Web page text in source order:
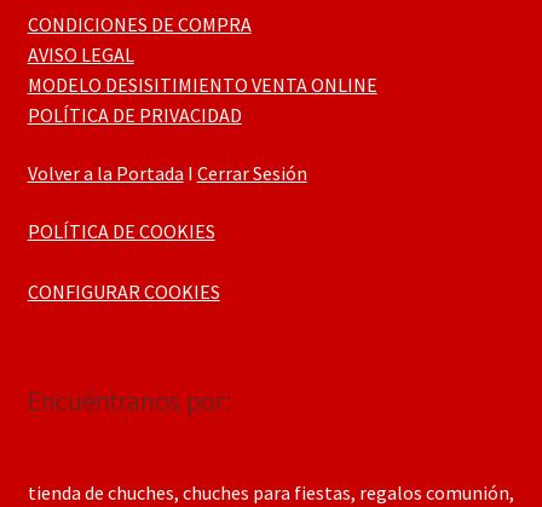
CONDICIONES DE COMPRA
AVISO LEGAL
MODELO DESISITIMIENTO VENTA ONLINE
POLÍTICA DE PRIVACIDAD
Volver a la Portada I Cerrar Sesión
POLÍTICA DE COOKIES
CONFIGURAR COOKIES
Encuéntranos por:
tienda de chuches, chuches para fiestas, regalos comunión,